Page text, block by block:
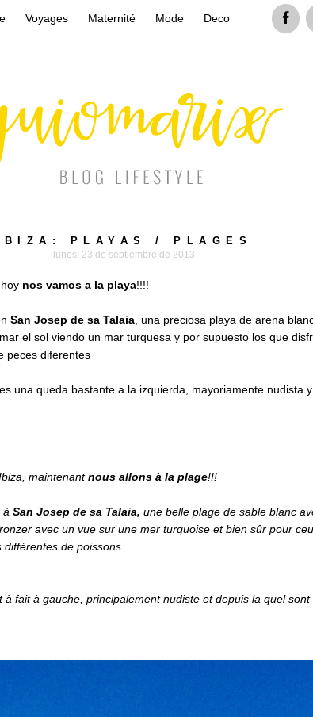
Voyages Maternité Mode Deco
IBIZA: PLAYAS / PLAGES
lunes, 23 de septiembre de 2013
nos vamos a la playa!!!!
San Josep de sa Talaia , una preciosa playa de arena
el sol viendo un mar turquesa y por supuesto los que
peces diferentes
una queda bastante a la izquierda, mayoriamente nudista
maintenantnous allons à la plage!!!
à San Josep de sa Talaia, une belle plage de sable blanc
avec un vue sur une mer turquoise et bien sûr pour
de poissons
fait à gauche, principalement nudiste et depuis la quel